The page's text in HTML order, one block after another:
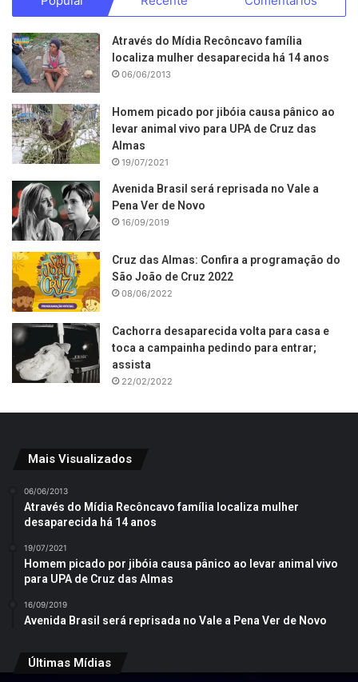
Através do Mídia Recôncavo família
localiza mulher desaparecida há 14 anos
06/06/2013
Homem picado por jibóia causa pânico ao
levar animal vivo para UPA de Cruz das
Almas
19/07/2021
Avenida Brasil será reprisada no Vale a
Pena Ver de Novo
16/09/2019
Cruz das Almas: Confira a programação do
São João de Cruz 2022
08/06/2022
Cachorra desaparecida volta para casa e
toca a campainha pedindo para entrar;
assista
22/02/2022
Mais Visualizados
06/06/2013
Através do Mídia Recôncavo família localiza mulher
desaparecida há 14 anos
19/07/2021
Homem picado por jibóia causa pânico ao levar animal vivo
para UPA de Cruz das Almas
16/09/2019
Avenida Brasil será reprisada no Vale a Pena Ver de Novo
Últimas Mídias